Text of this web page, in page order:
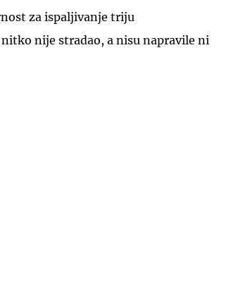
za ispaljivanje triju
nije stradao, a nisu napravile ni
UKLJUČITE NOTIFIKACIJE